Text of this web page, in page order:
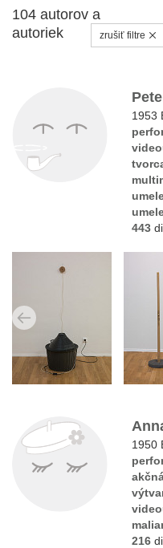
104 autorov a
autoriek
zrušiť filtre
1953
443
1950
216